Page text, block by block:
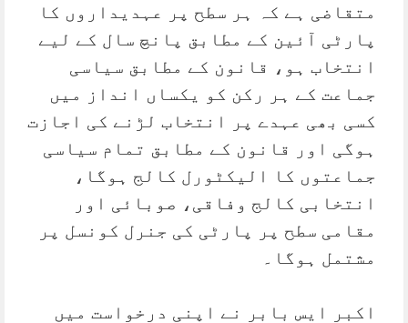
متقاضی ہے کہ ہر سطح پر عہدیداروں کا
پارٹی آئین کے مطابق پانچ سال کے لیے
انتخاب ہو، قانون کے مطابق سیاسی
جماعت کے ہر رکن کو یکساں انداز میں
کسی بھی عہدے پر انتخاب لڑنے کی اجازت
ہوگی اور قانون کے مطابق تمام سیاسی
جماعتوں کا الیکٹورل کالج ہوگا،
انتخابی کالج وفاقی، صوبائی اور
مقامی سطح پر پارٹی کی جنرل کونسل پر
مشتمل ہوگا۔
اکبر ایس بابر نے اپنی درخواست میں